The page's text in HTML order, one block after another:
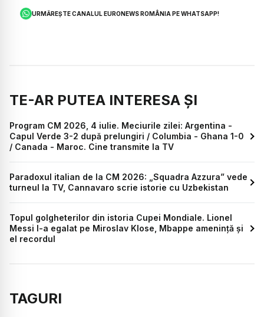
URMĂREȘTE CANALUL EURONEWS ROMÂNIA PE WHATSAPP!
TE-AR PUTEA INTERESA ȘI
Program CM 2026, 4 iulie. Meciurile zilei: Argentina -
Capul Verde 3-2 după prelungiri / Columbia - Ghana 1-0
/ Canada - Maroc. Cine transmite la TV
Paradoxul italian de la CM 2026: „Squadra Azzura” vede
turneul la TV, Cannavaro scrie istorie cu Uzbekistan
Topul golgheterilor din istoria Cupei Mondiale. Lionel
Messi l-a egalat pe Miroslav Klose, Mbappe amenință și
el recordul
TAGURI